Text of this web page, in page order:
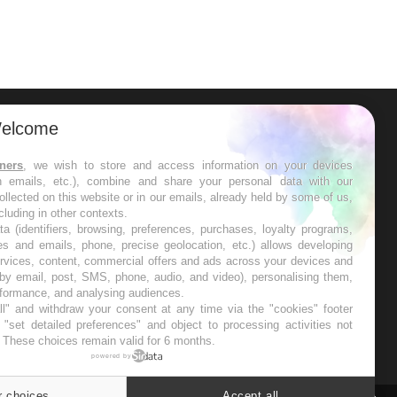
les semaines les meilleures
, we wish to store and access information on your devices
emails, etc.), combine and share your personal data with our
on this website or in our emails, already held by some of us,
in other contexts.
(identifiers, browsing, preferences, purchases, loyalty programs,
and emails, phone, precise geolocation, etc.) allows developing
content, commercial offers and ads across your devices and
email, post, SMS, phone, audio, and video), personalising them,
and analysing audiences.
and withdraw your consent at any time via the "cookies" footer
detailed preferences" and object to processing activities not
choices remain valid for 6 months.
powered by